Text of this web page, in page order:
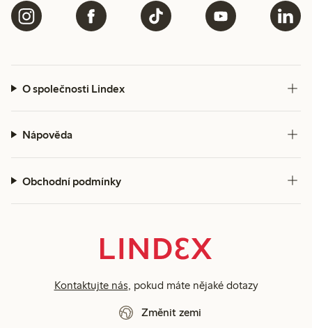
O společnosti Lindex
Nápověda
Obchodní podmínky
Kontaktujte nás, pokud máte nějaké dotazy
Změnit zemi